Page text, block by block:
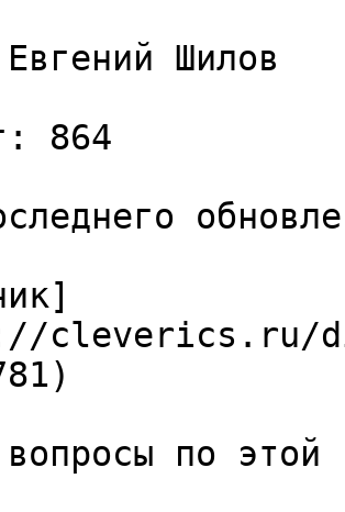
Шилов
864
cleverics.ru/
по этой